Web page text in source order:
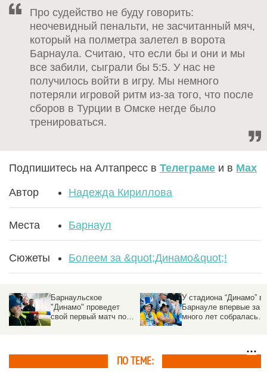
Про судейство не буду говорить:
неочевидный пенальти, не засчитанный мяч,
который на полметра залетел в ворота
Барнаула. Считаю, что если бы и они и мы
все забили, сыграли бы 5:5. У нас не
получилось войти в игру. Мы немного
потеряли игровой ритм из-за того, что после
сборов в Турции в Омске негде было
тренироваться.
Подпишитесь на Алтапресс в Телеграме и в Max
Автор Надежда Кириллова
Места Барнаул
Сюжеты Болеем за &quot;Динамо&quot;!
Барнаульское
"Динамо" проведет
свой первый матч под
У стадиона “Динамо” в
Барнауле впервые за
много лет собралась
ПО ТЕМЕ: